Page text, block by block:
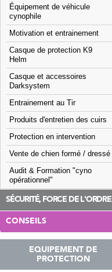
Équipement de véhicule
cynophile
Motivation et entrainement
Casque de protection K9
Helm
Casque et accessoires
Darksystem
Entrainement au Tir
Produits d'entretien des cuirs
Protection en intervention
Vente de chien formé / dressé
Audit & Formation "cyno
opérationnel"
SÉCURITÉ, FORCE DE L'ORDRE
CONSEILS
EQUIPEMENT DE
PROTECTION